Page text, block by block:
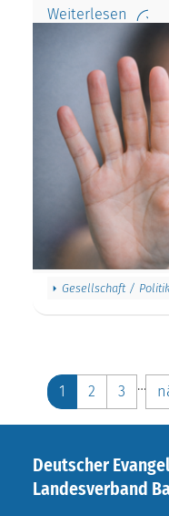
Weiterlesen
Gesellschaft /
1 2 3 …
Deutscher
Landesverband